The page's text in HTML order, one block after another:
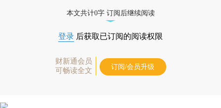
本文共计0字 订阅后继续阅读
登录 后获取已订阅的阅读权限
财新通会员
可畅读全文
订阅/会员升级